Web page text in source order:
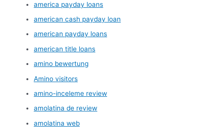
america payday loans
american cash payday loan
american payday loans
american title loans
amino bewertung
Amino visitors
amino-inceleme review
amolatina de review
amolatina web